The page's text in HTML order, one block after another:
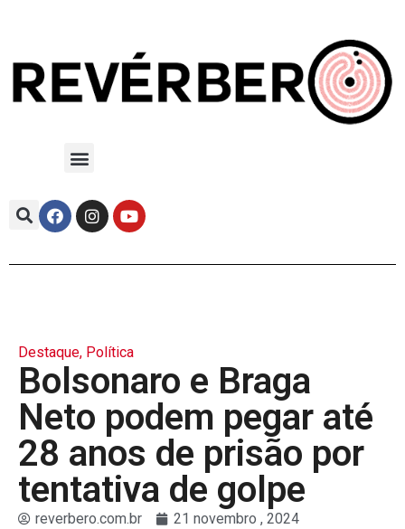
Destaque, Política
Bolsonaro e Braga
Neto podem pegar até
28 anos de prisão por
tentativa de golpe
reverbero.com.br
21 novembro , 2024